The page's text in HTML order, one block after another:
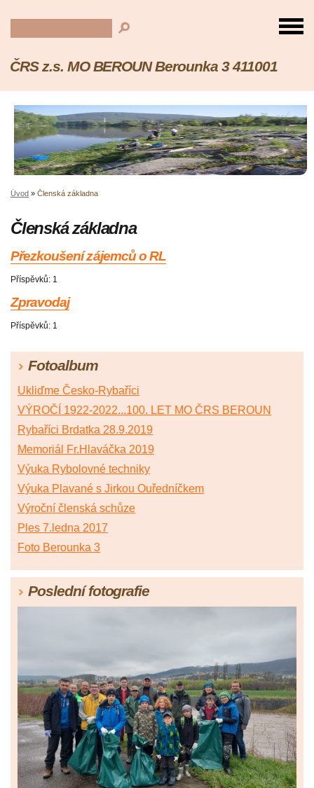
ČRS z.s. MO BEROUN Berounka 3 411001
Úvod » Členská základna
Členská základna
Přezkoušení zájemců o RL
Příspěvků: 1
Zpravodaj
Příspěvků: 1
Fotoalbum
Ukliďme Česko-Rybaříci
VÝROČÍ 1922-2022...100. LET MO ČRS BEROUN
Rybaříci Brdatka 28.9.2019
Memoriál Fr.Hlaváčka 2019
Výuka Rybolovné techniky
Výuka Plavané s Jirkou Ouředníčkem
Výroční členská schůze
Ples 7.ledna 2017
Foto Berounka 3
Poslední fotografie